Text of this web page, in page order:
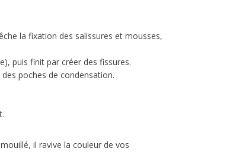
la fixation des salissures et mousses,
puis finit par créer des fissures.
poches de condensation.
il ravive la couleur de vos